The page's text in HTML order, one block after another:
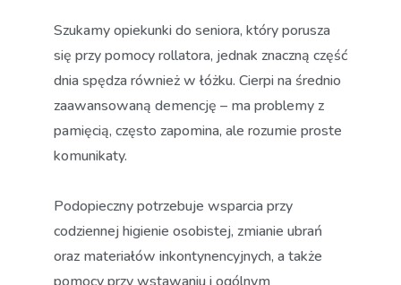
Szukamy opiekunki do seniora, który porusza
się przy pomocy rollatora, jednak znaczną część
dnia spędza również w łóżku. Cierpi na średnio
zaawansowaną demencję – ma problemy z
pamięcią, często zapomina, ale rozumie proste
komunikaty.
Podopieczny potrzebuje wsparcia przy
codziennej higienie osobistej, zmianie ubrań
oraz materiałów inkontynencyjnych, a także